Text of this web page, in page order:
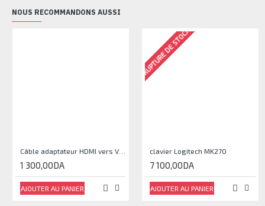
NOUS RECOMMANDONS AUSSI
1 300,00DA
AJOUTER AU PANIER
RUPTURE DE STOCK
clavier Logitech MK270
7 100,00DA
AJOUTER AU PANIER